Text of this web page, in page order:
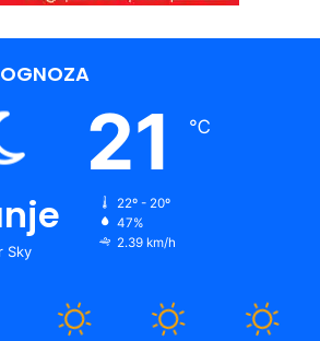
Sky
21 ℃
22º - 20º
47%
2.39 km/h